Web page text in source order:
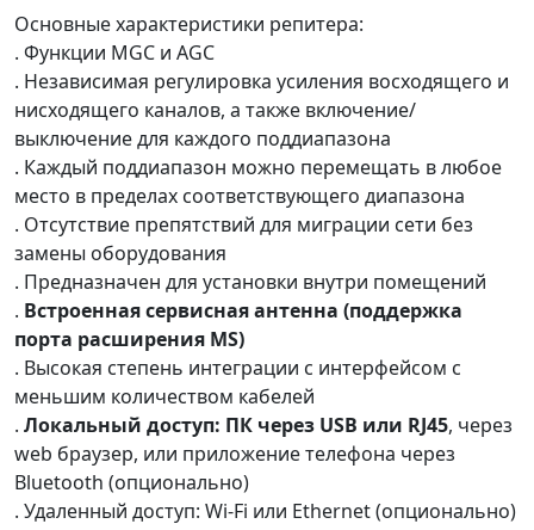
Основные характеристики репитера:
. Функции MGC и AGC
. Независимая регулировка усиления восходящего и
нисходящего каналов, а также включение/
выключение для каждого поддиапазона
. Каждый поддиапазон можно перемещать в любое
место в пределах соответствующего диапазона
. Отсутствие препятствий для миграции сети без
замены оборудования
. Предназначен для установки внутри помещений
. Встроенная сервисная антенна (поддержка
порта расширения MS)
. Высокая степень интеграции с интерфейсом с
меньшим количеством кабелей
. Локальный доступ: ПК через USB или RJ45, через
web браузер, или приложение телефона через
Bluetooth (опционально)
. Удаленный доступ: Wi-Fi или Ethernet (опционально)